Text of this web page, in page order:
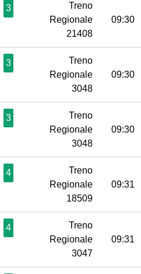
3
Treno
Regionale
21408
09:30
3
Treno
Regionale
3048
09:30
3
Treno
Regionale
3048
09:30
4
Treno
Regionale
18509
09:31
4
Treno
Regionale
3047
09:31